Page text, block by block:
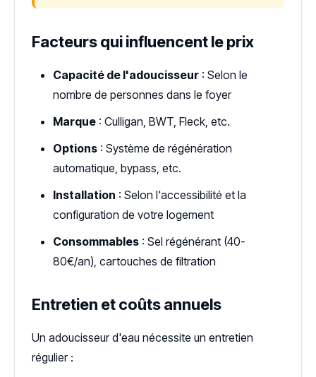
Facteurs qui influencent le prix
Capacité de l'adoucisseur : Selon le
nombre de personnes dans le foyer
Marque : Culligan, BWT, Fleck, etc.
Options : Système de régénération
automatique, bypass, etc.
Installation : Selon l'accessibilité et la
configuration de votre logement
Consommables : Sel régénérant (40-
80€/an), cartouches de filtration
Entretien et coûts annuels
Un adoucisseur d'eau nécessite un entretien
régulier :